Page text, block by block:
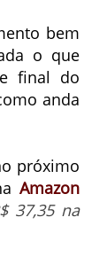
bem
o que
final do
anda
próximo
Amazon
37,35 na